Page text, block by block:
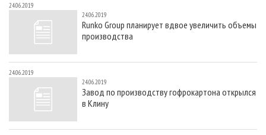
24.06.2019
24.06.2019
Runko Group планирует вдвое увеличить объемы
производства
24.06.2019
24.06.2019
Завод по производству гофрокартона открылся
в Клину